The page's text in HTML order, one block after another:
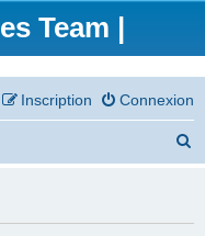
Team |
Connexion
Inscription